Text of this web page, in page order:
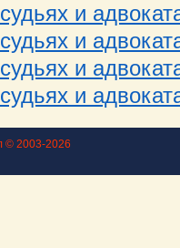
и
и
и
и
© 2003-2026